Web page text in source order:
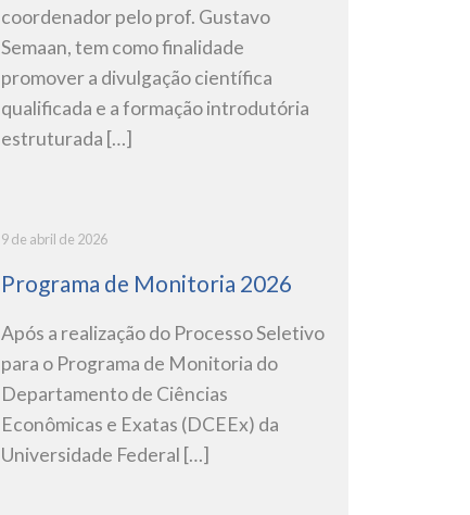
coordenador pelo prof. Gustavo
Semaan, tem como finalidade
promover a divulgação científica
qualificada e a formação introdutória
estruturada […]
9 de abril de 2026
Programa de Monitoria 2026
Após a realização do Processo Seletivo
para o Programa de Monitoria do
Departamento de Ciências
Econômicas e Exatas (DCEEx) da
Universidade Federal […]